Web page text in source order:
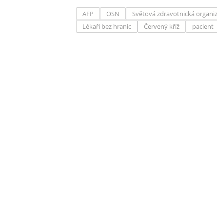
AFP OSN Světová zdravotnická
Lékaři bez hranic
Červený kříž pacient